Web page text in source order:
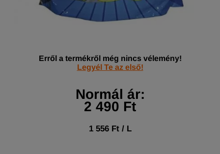
Erről a termékről még nincs vélemény!
Legyél Te az első!
Normál ár:
2 490 Ft
1 556 Ft / L